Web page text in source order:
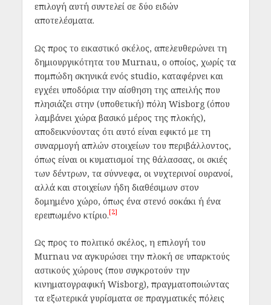
επιλογή αυτή συντελεί σε δύο ειδών
αποτελέσματα.
Ως προς το εικαστικό σκέλος, απελευθερώνει τη
δημιουργικότητα του Murnau, ο οποίος, χωρίς τα
πομπώδη σκηνικά ενός studio, καταφέρνει και
εγχέει υποδόρια την αίσθηση της απειλής που
πλησιάζει στην (υποθετική) πόλη Wisborg (όπου
λαμβάνει χώρα βασικό μέρος της πλοκής),
αποδεικνύοντας ότι αυτό είναι εφικτό με τη
συναρμογή απλών στοιχείων του περιβάλλοντος,
όπως είναι οι κυματισμοί της θάλασσας, οι σκιές
των δέντρων, τα σύννεφα, οι νυχτερινοί ουρανοί,
αλλά και στοιχείων ήδη διαθέσιμων στον
δομημένο χώρο, όπως ένα στενό σοκάκι ή ένα
ερειπωμένο κτίριο.[2]
Ως προς το πολιτικό σκέλος, η επιλογή του
Murnau να αγκυρώσει την πλοκή σε υπαρκτούς
αστικούς χώρους (που συγκροτούν την
κινηματογραφική Wisborg), πραγματοποιώντας
τα εξωτερικά γυρίσματα σε πραγματικές πόλεις